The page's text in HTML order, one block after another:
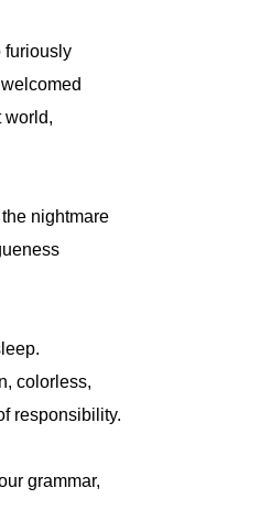
furiously
world,
nightmare
colorless,
responsibility.
grammar,